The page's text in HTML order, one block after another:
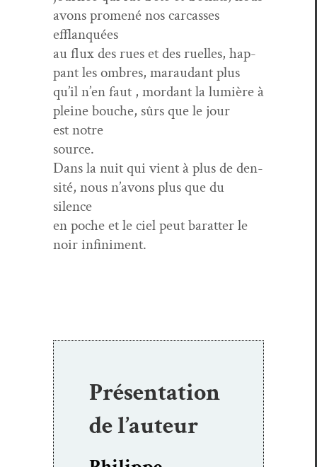
avons promené nos car­cass­es
efflanquées
au flux des rues et des ruelles, hap­
pant les ombres, marau­dant plus
qu’il n’en faut , mor­dant la lumière à
pleine bouche, sûrs que le jour
est notre
source.
Dans la nuit qui vient à plus de den­
sité, nous n’avons plus que du
silence
en poche et le ciel peut barat­ter le
noir infiniment.
Présentation
de l’auteur